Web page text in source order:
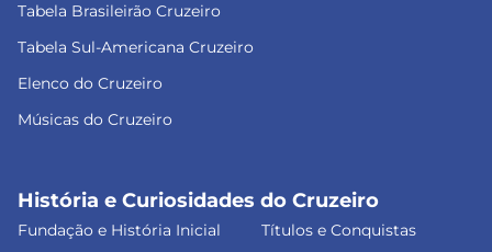
Tabela Brasileirão Cruzeiro
Tabela Sul-Americana Cruzeiro
Elenco do Cruzeiro
Músicas do Cruzeiro
História e Curiosidades do Cruzeiro
Fundação e História Inicial
Títulos e Conquistas